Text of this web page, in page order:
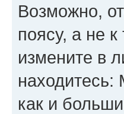
Возможно,
поясу, а не
измените в
находитесь:
как и